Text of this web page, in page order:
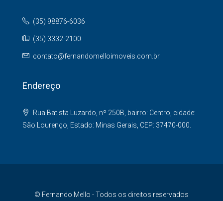
(35) 98876-6036
(35) 3332-2100
contato@fernandomelloimoveis.com.br
Endereço
Rua Batista Luzardo, nº 250B, bairro: Centro, cidade:
São Lourenço, Estado: Minas Gerais, CEP: 37470-000.
© Fernando Mello - Todos os direitos reservados